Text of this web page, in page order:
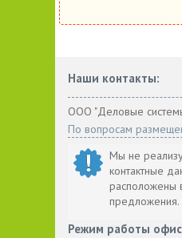
Наши контакты:
ООО "Деловые
По вопросам
Мы не
контактные
расположены
предложения.
Режим работы